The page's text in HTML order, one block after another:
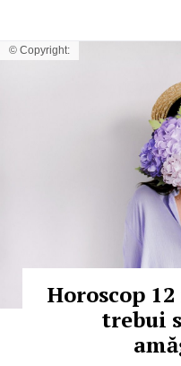
© Copyright:
Horoscop
trebui